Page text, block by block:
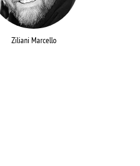
Ziliani Marcello